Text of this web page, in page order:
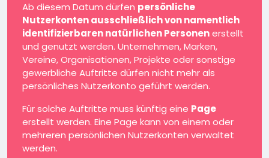
Ab diesem Datum dürfen persönliche
Nutzerkonten ausschließlich von namentlich
identifizierbaren natürlichen Personenerstellt
und genutzt werden. Unternehmen, Marken,
Vereine, Organisationen, Projekte oder sonstige
gewerbliche Auftritte dürfen nicht mehr als
persönliches Nutzerkonto geführt werden.
Für solche Auftritte muss künftig eine Page
erstellt werden. Eine Page kann von einem oder
mehreren persönlichen Nutzerkonten verwaltet
werden.